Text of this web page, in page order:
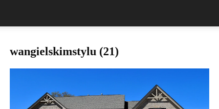
wangielskimstylu (21)